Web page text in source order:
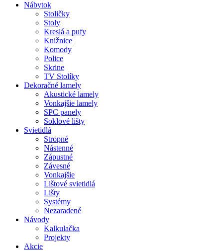
Nábytok
Stoličky
Stoly
Kreslá a pufy
Knižnice
Komody
Police
Skrine
TV Stolíky
Dekoračné lamely
Akustické lamely
Vonkajšie lamely
SPC panely
Soklové lišty
Svietidlá
Stropné
Nástenné
Zápustné
Závesné
Vonkajšie
Lištové svietidlá
Lišty
Systémy
Nezaradené
Návody
Kalkulačka
Projekty
Akcie